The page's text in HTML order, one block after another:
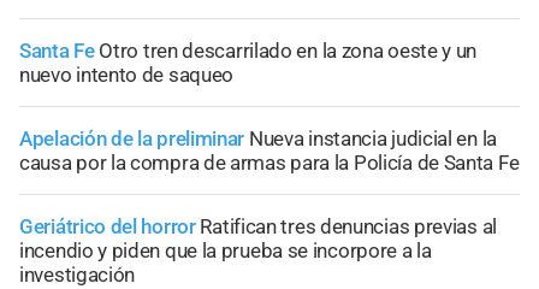
Santa Fe Otro tren descarrilado en la zona oeste y un
nuevo intento de saqueo
Apelación de la preliminar Nueva instancia judicial en la
causa por la compra de armas para la Policía de Santa Fe
Geriátrico del horror Ratifican tres denuncias previas al
incendio y piden que la prueba se incorpore a la
investigación